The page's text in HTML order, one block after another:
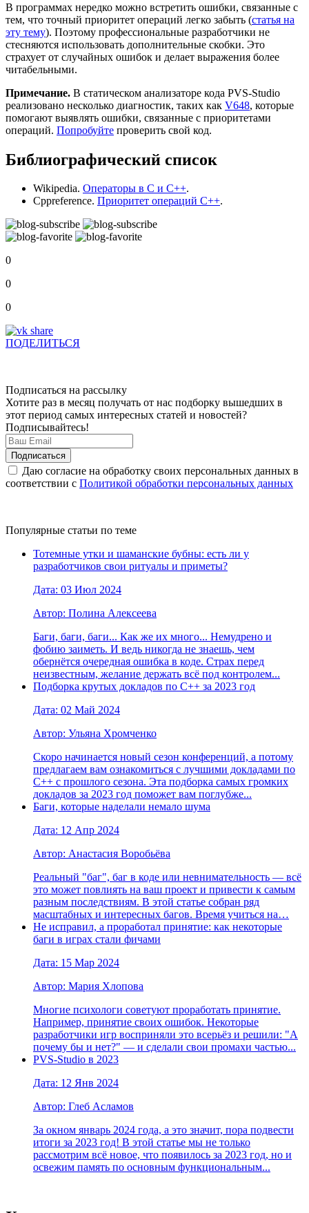
В программах нередко можно встретить ошибки, связанные с
тем, что точный приоритет операций легко забыть (статья на
эту тему). Поэтому профессиональные разработчики не
стесняются использовать дополнительные скобки. Это
страхует от случайных ошибок и делает выражения более
читабельными.
Примечание. В статическом анализаторе кода PVS-Studio
реализовано несколько диагностик, таких как V648, которые
помогают выявлять ошибки, связанные с приоритетами
операций. Попробуйте проверить свой код.
Библиографический список
Wikipedia. Операторы в C и C++.
Cppreference. Приоритет операций C++.
0
0
0
ПОДЕЛИТЬСЯ
Подписаться на рассылку
Хотите раз в месяц получать от нас подборку вышедших в
этот период самых интересных статей и новостей?
Подписывайтесь!
Даю согласие на обработку своих персональных данных в
соответствии с Политикой обработки персональных данных
Популярные статьи по теме
Тотемные утки и шаманские бубны: есть ли у
разработчиков свои ритуалы и приметы?
Дата: 03 Июл 2024
Автор: Полина Алексеева
Баги, баги, баги... Как же их много... Немудрено и
фобию заиметь. И ведь никогда не знаешь, чем
обернётся очередная ошибка в коде. Страх перед
неизвестным, желание держать всё под контролем...
Подборка крутых докладов по С++ за 2023 год
Дата: 02 Май 2024
Автор: Ульяна Хромченко
Скоро начинается новый сезон конференций, а потому
предлагаем вам ознакомиться с лучшими докладами по
С++ с прошлого сезона. Эта подборка самых громких
докладов за 2023 год поможет вам поглубже...
Баги, которые наделали немало шума
Дата: 12 Апр 2024
Автор: Анастасия Воробьёва
Реальный "баг", баг в коде или невнимательность — всё
это может повлиять на ваш проект и привести к самым
разным последствиям. В этой статье собран ряд
масштабных и интересных багов. Время учиться на…
Не исправил, а проработал принятие: как некоторые
баги в играх стали фичами
Дата: 15 Мар 2024
Автор: Мария Хлопова
Многие психологи советуют проработать принятие.
Например, принятие своих ошибок. Некоторые
разработчики игр восприняли это всерьёз и решили: "А
почему бы и нет?" — и сделали свои промахи частью...
PVS-Studio в 2023
Дата: 12 Янв 2024
Автор: Глеб Асламов
За окном январь 2024 года, а это значит, пора подвести
итоги за 2023 год! В этой статье мы не только
рассмотрим всё новое, что появилось за 2023 год, но и
освежим память по основным функциональным...